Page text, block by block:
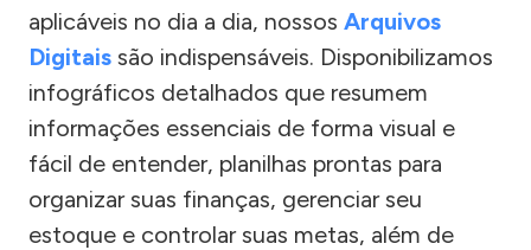
aplicáveis no dia a dia, nossos Arquivos
Digitais são indispensáveis. Disponibilizamos
infográficos detalhados que resumem
informações essenciais de forma visual e
fácil de entender, planilhas prontas para
organizar suas finanças, gerenciar seu
estoque e controlar suas metas, além de